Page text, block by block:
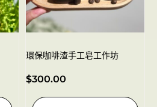
環保咖啡渣手工皂工作坊
$300.00